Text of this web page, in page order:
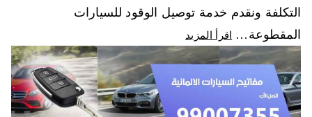
التكلفة ونقدم خدمة توصيل الوقود للسيارات
المقطوعة… اقرأ المزيد